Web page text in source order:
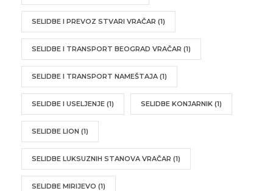
SELIDBE I PREVOZ STVARI VRAČAR (1)
SELIDBE I TRANSPORT BEOGRAD VRAČAR (1)
SELIDBE I TRANSPORT NAMEŠTAJA (1)
SELIDBE I USELJENJE (1) SELIDBE KONJARNIK (1)
SELIDBE LION (1)
SELIDBE LUKSUZNIH STANOVA VRAČAR (1)
SELIDBE MIRIJEVO (1)